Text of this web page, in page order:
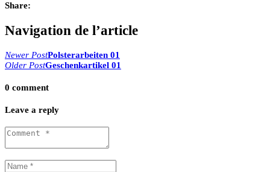
Share:
Navigation de l’article
Newer PostPolsterarbeiten 01
Older PostGeschenkartikel 01
0 comment
Leave a reply